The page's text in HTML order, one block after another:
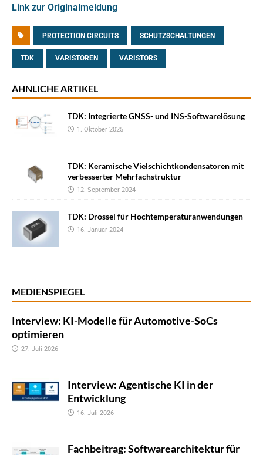
Link zur Originalmeldung
PROTECTION CIRCUITS SCHUTZSCHALTUNGEN
TDK VARISTOREN VARISTORS
ÄHNLICHE ARTIKEL
TDK: Integrierte GNSS- und INS-Softwarelösung
1. Oktober 2025
TDK: Keramische Vielschichtkondensatoren mit
verbesserter Mehrfachstruktur
12. September 2024
TDK: Drossel für Hochtemperaturanwendungen
16. Januar 2024
MEDIENSPIEGEL
Interview: KI-Modelle für Automotive-SoCs
optimieren
27. Juli 2026
Interview: Agentische KI in der
Entwicklung
16. Juli 2026
Fachbeitrag: Softwarearchitektur für